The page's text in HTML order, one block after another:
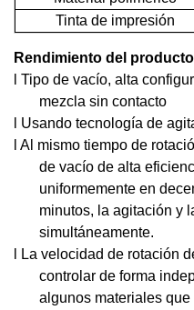
Tinta de impresión
Rendimiento del producto
l Tipo de vacío, alta
mezcla sin contacto
l Usando tecnología de
l Al mismo tiempo de
de vacío de alta
uniformemente en
minutos, la agitación y
simultáneamente.
l La velocidad de rotación
controlar de forma
algunos materiales